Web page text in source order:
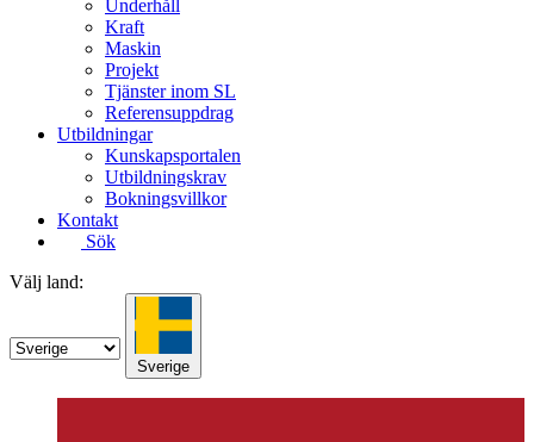
Underhåll
Kraft
Maskin
Projekt
Tjänster inom SL
Referensuppdrag
Utbildningar
Kunskapsportalen
Utbildningskrav
Bokningsvillkor
Kontakt
Sök
Välj land:
Sverige